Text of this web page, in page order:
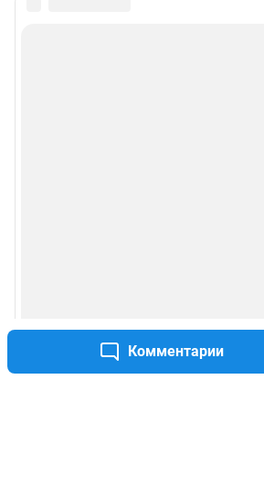
Комментарии